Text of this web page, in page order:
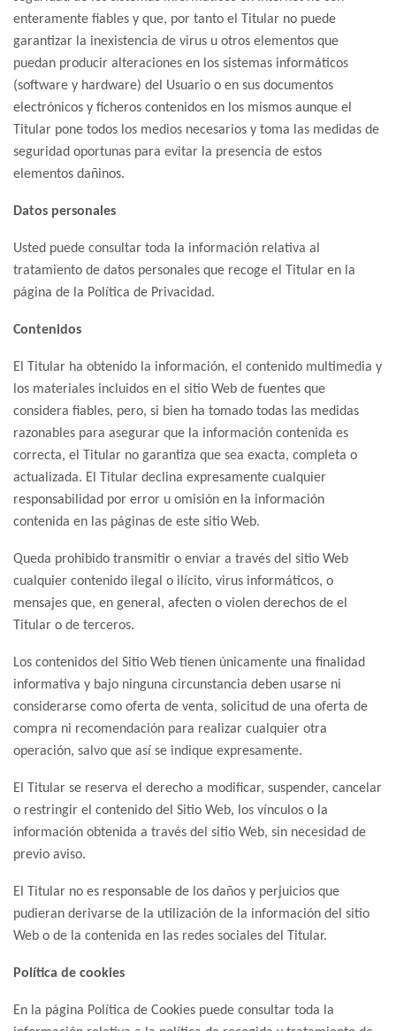
enteramente fiables y que, por tanto el Titular no puede
garantizar la inexistencia de virus u otros elementos que
puedan producir alteraciones en los sistemas informáticos
(software y hardware) del Usuario o en sus documentos
electrónicos y ficheros contenidos en los mismos aunque el
Titular pone todos los medios necesarios y toma las medidas de
seguridad oportunas para evitar la presencia de estos
elementos dañinos.
Datos personales
Usted puede consultar toda la información relativa al
tratamiento de datos personales que recoge el Titular en la
página de la Política de Privacidad.
Contenidos
El Titular ha obtenido la información, el contenido multimedia y
los materiales incluidos en el sitio Web de fuentes que
considera fiables, pero, si bien ha tomado todas las medidas
razonables para asegurar que la información contenida es
correcta, el Titular no garantiza que sea exacta, completa o
actualizada. El Titular declina expresamente cualquier
responsabilidad por error u omisión en la información
contenida en las páginas de este sitio Web.
Queda prohibido transmitir o enviar a través del sitio Web
cualquier contenido ilegal o ilícito, virus informáticos, o
mensajes que, en general, afecten o violen derechos de el
Titular o de terceros.
Los contenidos del Sitio Web tienen únicamente una finalidad
informativa y bajo ninguna circunstancia deben usarse ni
considerarse como oferta de venta, solicitud de una oferta de
compra ni recomendación para realizar cualquier otra
operación, salvo que así se indique expresamente.
El Titular se reserva el derecho a modificar, suspender, cancelar
o restringir el contenido del Sitio Web, los vínculos o la
información obtenida a través del sitio Web, sin necesidad de
previo aviso.
El Titular no es responsable de los daños y perjuicios que
pudieran derivarse de la utilización de la información del sitio
Web o de la contenida en las redes sociales del Titular.
Política de cookies
En la página Política de Cookies puede consultar toda la